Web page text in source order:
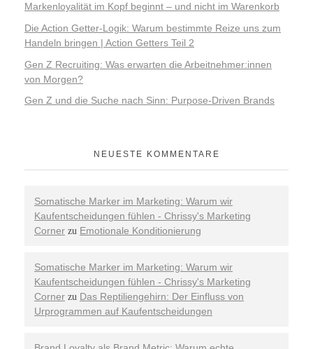
Markenloyalität im Kopf beginnt – und nicht im Warenkorb
Die Action Getter-Logik: Warum bestimmte Reize uns zum
Handeln bringen | Action Getters Teil 2
Gen Z Recruiting: Was erwarten die Arbeitnehmer:innen
von Morgen?
Gen Z und die Suche nach Sinn: Purpose-Driven Brands
NEUESTE KOMMENTARE
Somatische Marker im Marketing: Warum wir
Kaufentscheidungen fühlen - Chrissy's Marketing
Corner zu Emotionale Konditionierung
Somatische Marker im Marketing: Warum wir
Kaufentscheidungen fühlen - Chrissy's Marketing
Corner zu Das Reptiliengehirn: Der Einfluss von
Urprogrammen auf Kaufentscheidungen